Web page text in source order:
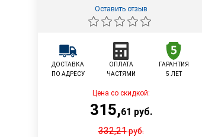
Оставить отзыв
ДОСТАВКА
ПО АДРЕСУ
ОПЛАТА
ЧАСТЯМИ
ГАРАНТИЯ
5 ЛЕТ
Цена со скидкой:
315,61 руб.
332,21руб.